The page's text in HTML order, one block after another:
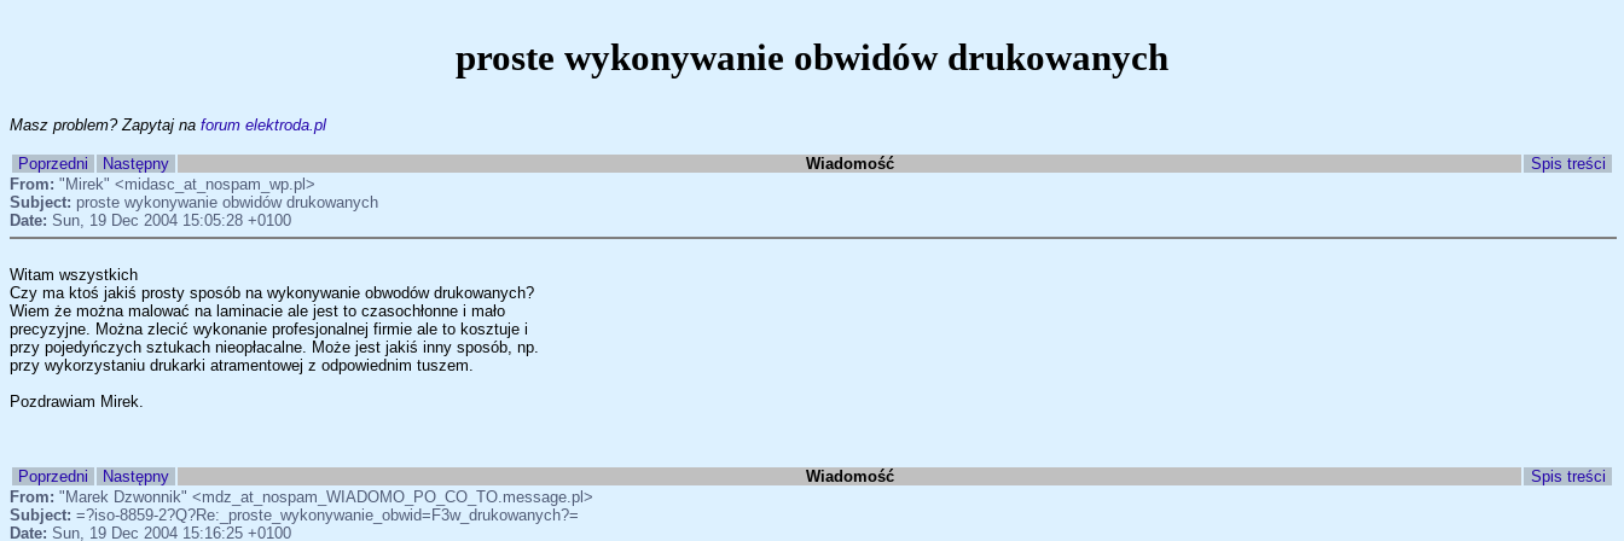
proste wykonywanie obwidów drukowanych
Masz problem? Zapytaj na forum elektroda.pl
Poprzedni Następny Wiadomość
Spis treści
From: "Mirek" <midasc_at_nospam_wp.pl>
Subject: proste wykonywanie obwidów drukowanych
Date: Sun, 19 Dec 2004 15:05:28 +0100
Witam wszystkich
Czy ma ktoś jakiś prosty sposób na wykonywanie obwodów drukowanych?
Wiem że można malować na laminacie ale jest to czasochłonne i mało
precyzyjne. Można zlecić wykonanie profesjonalnej firmie ale to kosztuje i
przy pojedyńczych sztukach nieopłacalne. Może jest jakiś inny sposób, np.
przy wykorzystaniu drukarki atramentowej z odpowiednim tuszem.
Pozdrawiam Mirek.
Poprzedni Następny Wiadomość
Spis treści
From: "Marek Dzwonnik" <mdz_at_nospam_WIADOMO_PO_CO_TO.message.pl>
Subject: =?iso-8859-2?Q?Re:_proste_wykonywanie_obwid=F3w_drukowanych?=
Date: Sun, 19 Dec 2004 15:16:25 +0100